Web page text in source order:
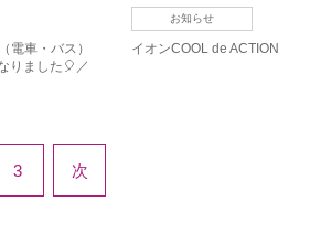
電車・バス）
りました🎈／
お知らせ
イオンCOOL de ACTION
3 次